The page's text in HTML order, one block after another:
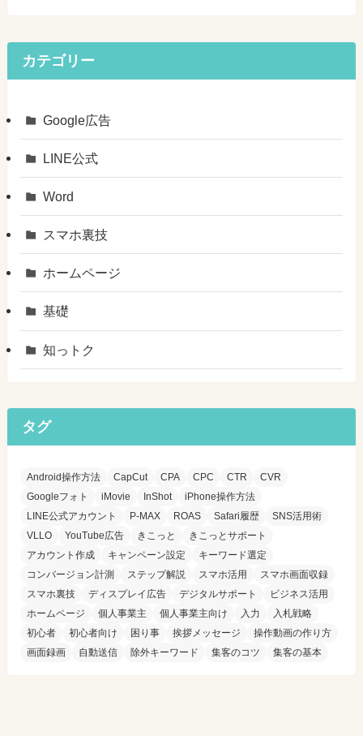
カテゴリー
Google広告
LINE公式
Word
スマホ裏技
ホームページ
基礎
知っトク
タグ
Android操作方法 CapCut CPA CPC CTR
CVR
Googleフォト
iMovie InShot
iPhone操作方法
LINE公式アカウント
P-MAX ROAS Safari履歴
SNS活用術
VLLO
YouTube広告 きこっと
きこっとサポート
アカウント作成
キャンペーン設定
キーワード選定
コンバージョン計測
ステップ解説 スマホ活用
スマホ画面収録
スマホ裏技
ディスプレイ広告 デジタルサポート
ビジネス活用
ホームページ
個人事業主 個人事業主向け 入力
入札戦略
初心者
初心者向け 困り事 挨拶メッセージ
操作動画の作り方
画面録画
自動送信 除外キーワード 集客のコツ 集客の基本